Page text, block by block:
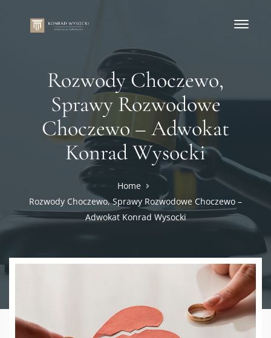
Rozwody Choczewo,
Sprawy Rozwodowe
Choczewo – Adwokat
Konrad Wysocki
Home
Rozwody Choczewo, Sprawy Rozwodowe Choczewo –
Adwokat Konrad Wysocki